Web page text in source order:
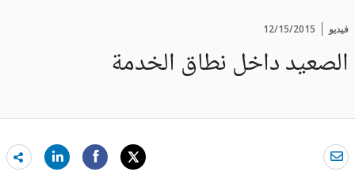
فيديو 12/15/2015
الصعيد داخل نطاق الخدمة